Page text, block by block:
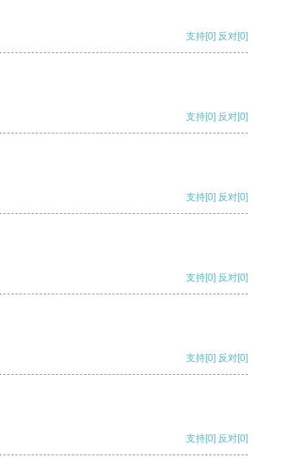
支持[0] 反对[0]
支持[0] 反对[0]
支持[0] 反对[0]
支持[0] 反对[0]
支持[0] 反对[0]
支持[0] 反对[0]